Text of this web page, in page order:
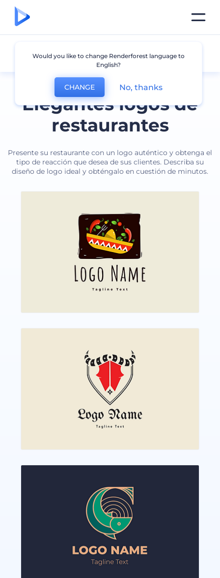
Elegantes logos de
restaurantes
Presente su restaurante con un logo auténtico y obtenga el
tipo de reacción que desea de sus clientes. Describa su
diseño de logo ideal y obténgalo en cuestión de minutos.
Restaurante
Would you like to change Renderforest language to
English?
CHANGE No, thanks